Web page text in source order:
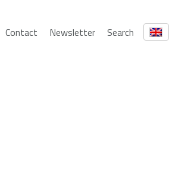
Contact Newsletter Search